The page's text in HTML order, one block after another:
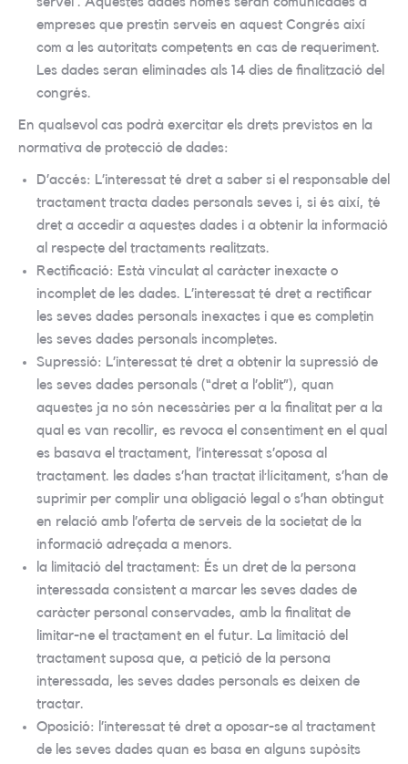
empreses que prestin serveis en aquest Congrés així
com a les autoritats competents en cas de requeriment.
Les dades seran eliminades als 14 dies de finalització del
congrés.
En qualsevol cas podrà exercitar els drets previstos en la
normativa de protecció de dades:
D’accés: L’interessat té dret a saber si el responsable del
tractament tracta dades personals seves i, si és així, té
dret a accedir a aquestes dades i a obtenir la informació
al respecte del tractaments realitzats.
Rectificació: Està vinculat al caràcter inexacte o
incomplet de les dades. L’interessat té dret a rectificar
les seves dades personals inexactes i que es completin
les seves dades personals incompletes.
Supressió: L’interessat té dret a obtenir la supressió de
les seves dades personals (“dret a l’oblit”), quan
aquestes ja no són necessàries per a la finalitat per a la
qual es van recollir, es revoca el consentiment en el qual
es basava el tractament, l’interessat s’oposa al
tractament. les dades s’han tractat il·lícitament, s’han de
suprimir per complir una obligació legal o s’han obtingut
en relació amb l’oferta de serveis de la societat de la
informació adreçada a menors.
la limitació del tractament: És un dret de la persona
interessada consistent a marcar les seves dades de
caràcter personal conservades, amb la finalitat de
limitar-ne el tractament en el futur. La limitació del
tractament suposa que, a petició de la persona
interessada, les seves dades personals es deixen de
tractar.
Oposició: l’interessat té dret a oposar-se al tractament
de les seves dades quan es basa en alguns supòsits